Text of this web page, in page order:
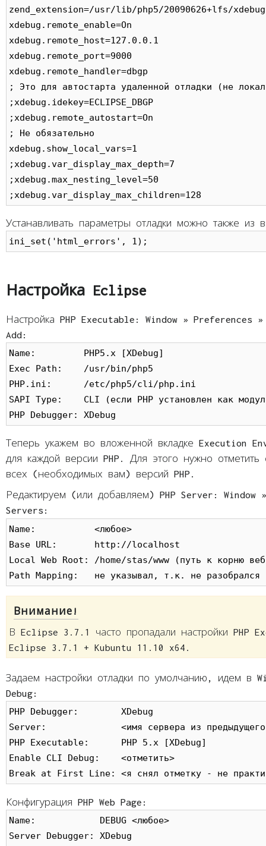
zend_extension=/usr/lib/php5/20090626+lfs/
xdebug.remote_enable=On
xdebug.remote_host=127.0.0.1
xdebug.remote_port=9000
xdebug.remote_handler=dbgp
; Это для автостарта удаленной отладки (не
;xdebug.idekey=ECLIPSE_DBGP
;xdebug.remote_autostart=On
; Не обязательно
xdebug.show_local_vars=1
;xdebug.var_display_max_depth=7
;xdebug.max_nesting_level=50
;xdebug.var_display_max_children=128
Устанавливать параметры отладки можно также из
ini_set('html_errors', 1);
Настройка Eclipse
Настройка PHP Executable: Window » Preferences
Add:
Name:         PHP5.x [XDebug]
Exec Path:    /usr/bin/php5
PHP.ini:      /etc/php5/cli/php.ini
SAPI Type:    CLI (если PHP установлен как
PHP Debugger: XDebug
Теперь укажем во вложенной вкладке Execution
для каждой версии PHP. Для этого нужно
всех (необходимых вам) версий PHP.
Редактируем (или добавляем) PHP Server: Window
Servers:
Name:           <любое>
Base URL:       http://localhost
Local Web Root: /home/stas/www (путь к корню
Path Mapping:   не указывал, т.к. не разобрался
Внимание!
В Eclipse 3.7.1 часто пропадали настройки PHP
Eclipse 3.7.1 + Kubuntu 11.10 x64.
Задаем настройки отладки по умолчанию, идем в
Debug:
PHP Debugger:        XDebug
Server:              <имя сервера из предыдущего
PHP Executable:      PHP 5.x [XDebug]
Enable CLI Debug:    <отметить>
Break at First Line: <я снял отметку - не
Конфигурация PHP Web Page:
Name:            DEBUG <любое>
Server Debugger: XDebug